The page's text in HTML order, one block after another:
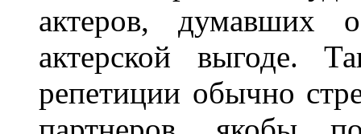
актеров, думавших
актерской выгоде.
репетиции обычно